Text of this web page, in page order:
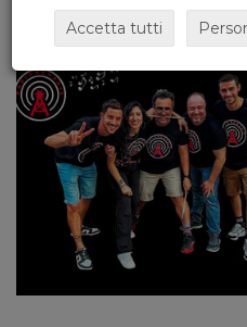
Accetta tutti